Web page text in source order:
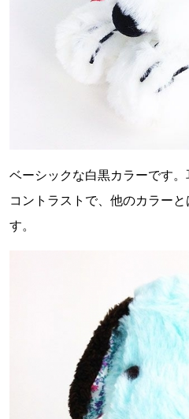
ベーシックな白黒カラーです
コントラストで、他のカラー
す。